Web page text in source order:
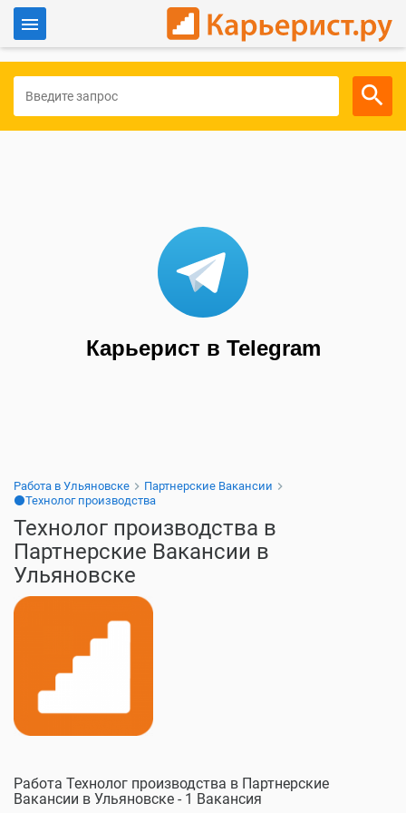
Для работодателей
Карьерист в Telegram
Работа в Ульяновске
Партнерские Вакансии
⚫Технолог производства
Технолог производства в
Партнерские Вакансии в
Ульяновске
Работа Технолог производства в Партнерские
Вакансии в Ульяновске - 1 Вакансия